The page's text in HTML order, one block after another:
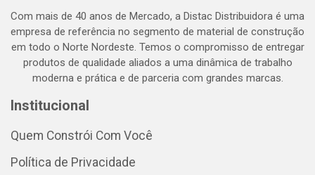
Com mais de 40 anos de Mercado, a Distac Distribuidora é uma
empresa de referência no segmento de material de construção
em todo o Norte Nordeste. Temos o compromisso de entregar
produtos de qualidade aliados a uma dinâmica de trabalho
moderna e prática e de parceria com grandes marcas.
Institucional
Quem Constrói Com Você
Política de Privacidade